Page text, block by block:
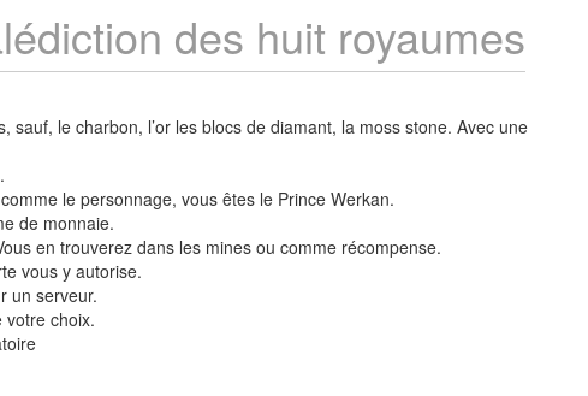
des huit royaumes
le charbon, l’or les blocs de diamant, la moss stone. Avec une
le personnage, vous êtes le Prince Werkan.
de monnaie.
en trouverez dans les mines ou comme récompense.
vous y autorise.
un serveur.
votre choix.